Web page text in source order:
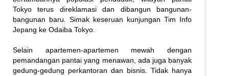
Tokyo terus direklamasi dan dibangun bangunan-
bangunan baru. Simak keseruan kunjungan Tim Info
Jepang ke Odaiba Tokyo.
Selain apartemen-apartemen mewah dengan
pemandangan pantai yang menawan, ada juga banyak
gedung-gedung perkantoran dan bisnis. Tidak hanya